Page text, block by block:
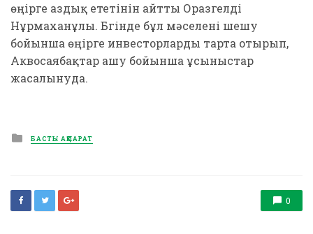
өңірге аздық ететінін айтты Оразгелді
Нұрмаханұлы. Бүгінде бұл мәселені шешу
бойынша өңірге инвесторларды тарта отырып,
Аквосаябақтар ашу бойынша ұсыныстар
жасалынуда.
Posted
in
БАСТЫ АҚПАРАТ
0